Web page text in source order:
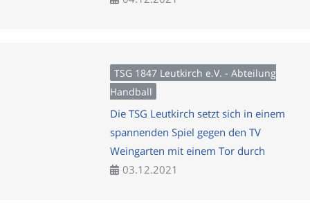
TSG 1847 Leutkirch e.V. - Abteilung
Handball
Die TSG Leutkirch setzt sich in einem
spannenden Spiel gegen den TV
Weingarten mit einem Tor durch
03.12.2021